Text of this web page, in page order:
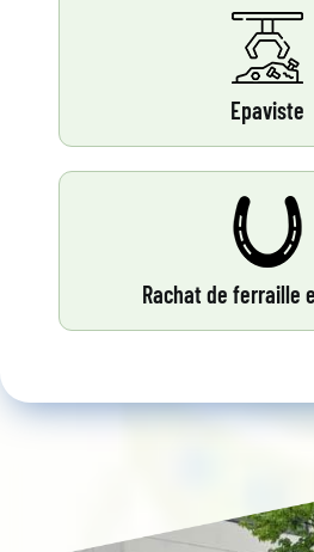
Epaviste
Rachat de ferraille